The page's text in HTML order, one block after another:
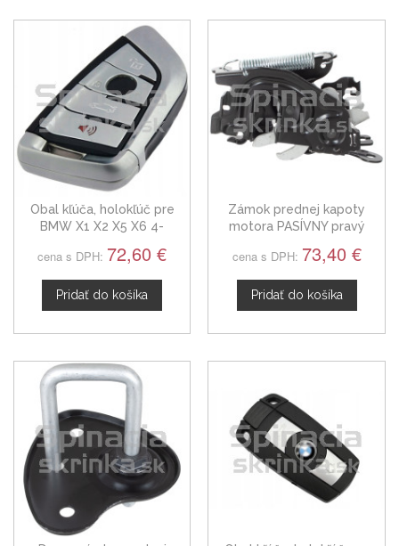
Obal kľúča, holokľúč pre
BMW X1 X2 X5 X6 4-
cena s DPH: 72,60 €
Pridať do košíka
Zámok prednej kapoty
motora PASÍVNY pravý
2018
cena s DPH: 73,40 €
Pridať do košíka